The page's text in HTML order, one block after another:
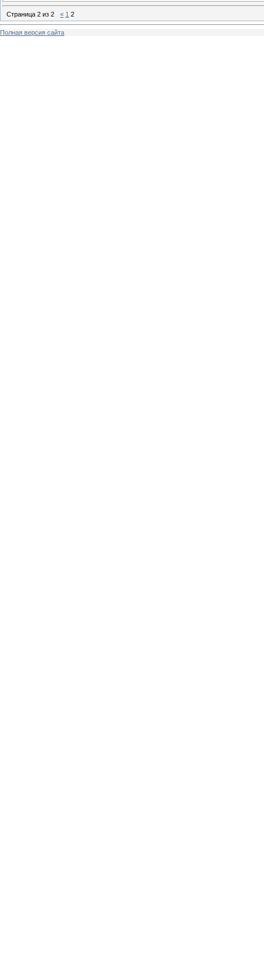
Страница 2 из 2 « 1 2
Полная версия сайта